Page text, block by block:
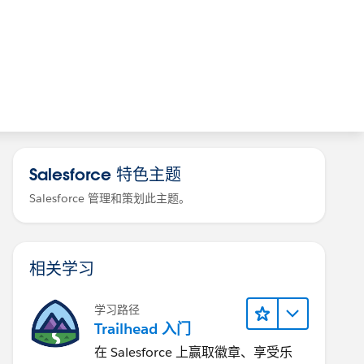
Salesforce 特色主题
Salesforce 管理和策划此主题。
相关学习
学习路径
Trailhead 入门
在 Salesforce 上赢取徽章、享受乐